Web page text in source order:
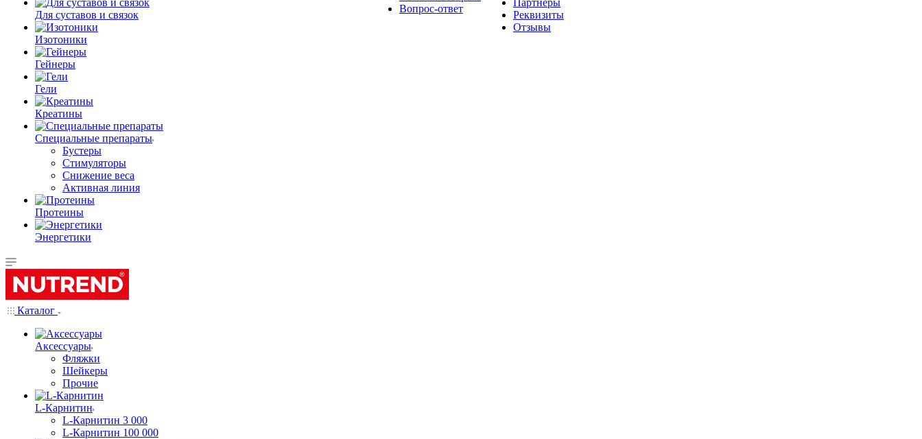
Для суставов и связок
Изотоники
Гейнеры
Гели
Креатины
Специальные препараты
Бустеры
Стимуляторы
Снижение веса
Активная линия
Протеины
Энергетики
Вопрос-ответ
Партнеры
Реквизиты
Отзывы
Каталог
Аксессуары
Фляжки
Шейкеры
Прочие
L-Карнитин
L-Карнитин 3 000
L-Карнитин 100 000